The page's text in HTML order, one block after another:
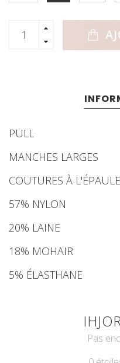
PULL
MANCHES LARGES
COUTURES À
57% NYLON
20% LAINE
18% MOHAIR
5% ÉLASTHANE
Pas